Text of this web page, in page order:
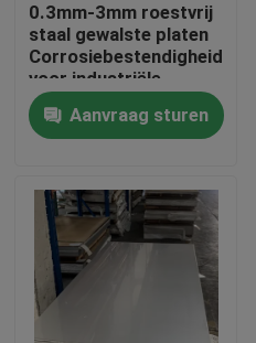
Kwaliteitscontrole
Contacteer ons
Vraag een offerte aan
Roestvrij staalrol
Koudgewalste Staalrol
0.3mm-3mm roestvrij
staal gewalste platen
Corrosiebestendigheid
voor industriële
Aanvraag sturen